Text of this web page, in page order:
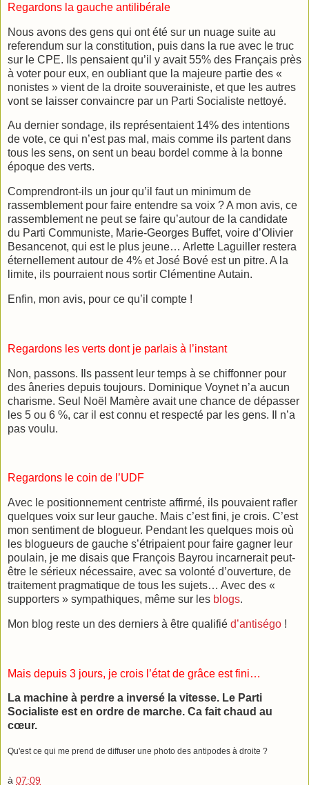
Regardons la gauche antilibérale
Nous avons des gens qui ont été sur un nuage suite au
referendum sur la constitution, puis dans la rue avec le truc
sur le CPE. Ils pensaient qu’il y avait 55% des Français près
à voter pour eux, en oubliant que la majeure partie des «
nonistes » vient de la droite souverainiste, et que les autres
vont se laisser convaincre par un Parti Socialiste nettoyé.
Au dernier sondage, ils représentaient 14% des intentions
de vote, ce qui n’est pas mal, mais comme ils partent dans
tous les sens, on sent un beau bordel comme à la bonne
époque des verts.
Comprendront-ils un jour qu’il faut un minimum de
rassemblement pour faire entendre sa voix ? A mon avis, ce
rassemblement ne peut se faire qu’autour de la candidate
du Parti Communiste, Marie-Georges Buffet, voire d’Olivier
Besancenot, qui est le plus jeune… Arlette Laguiller restera
éternellement autour de 4% et José Bové est un pitre. A la
limite, ils pourraient nous sortir Clémentine Autain.
Enfin, mon avis, pour ce qu’il compte !
Regardons les verts dont je parlais à l’instant
Non, passons. Ils passent leur temps à se chiffonner pour
des âneries depuis toujours. Dominique Voynet n’a aucun
charisme. Seul Noël Mamère avait une chance de dépasser
les 5 ou 6 %, car il est connu et respecté par les gens. Il n’a
pas voulu.
Regardons le coin de l’UDF
Avec le positionnement centriste affirmé, ils pouvaient rafler
quelques voix sur leur gauche. Mais c’est fini, je crois. C’est
mon sentiment de blogueur. Pendant les quelques mois où
les blogueurs de gauche s’étripaient pour faire gagner leur
poulain, je me disais que François Bayrou incarnerait peut-
être le sérieux nécessaire, avec sa volonté d’ouverture, de
traitement pragmatique de tous les sujets… Avec des «
supporters » sympathiques, même sur les blogs.
Mon blog reste un des derniers à être qualifié d’antiségo !
Mais depuis 3 jours, je crois l’état de grâce est fini…
La machine à perdre a inversé la vitesse. Le Parti
Socialiste est en ordre de marche. Ca fait chaud au
cœur.
Qu'est ce qui me prend de diffuser une photo des antipodes à droite ?
à 07:09